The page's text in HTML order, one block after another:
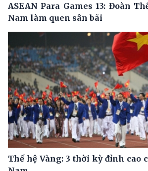
ASEAN Para Games 13: Đoàn
Nam làm quen sân bãi
Thế hệ Vàng: 3 thời kỳ đỉnh cao